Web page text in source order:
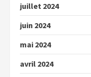
juillet 2024
juin 2024
mai 2024
avril 2024